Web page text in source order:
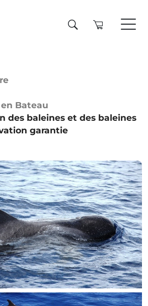
Bateau
des baleines et des baleines
garantie